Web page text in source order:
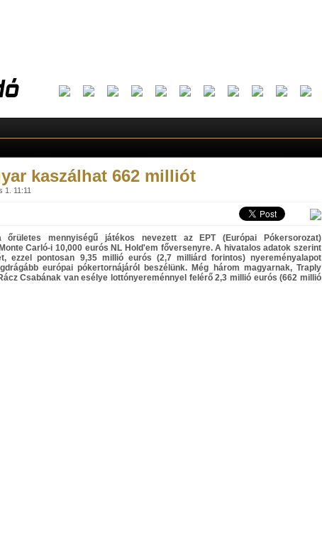
kaszálhat 662 milliót
1. 11:11
őrületes mennyiségű játékos nevezett az EPT (Európai Pókersorozat)
Carló-i 10,000 eurós NL Hold'em főversenyre. A hivatalos adatok szerint
ezzel pontosan 9,35 millió eurós (2,7 milliárd forintos) nyereményalapot
európai pókertornájáról beszélünk. Még három magyarnak, Traply
Csabának van esélye lottónyereménnyel felérő 2,3 millió eurós (662 millió